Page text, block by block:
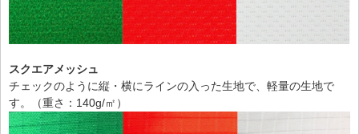
スクエアメッシュ
チェックのように縦・横にラインの入った生地で、軽量の生地で
す。（重さ：140g/㎡）